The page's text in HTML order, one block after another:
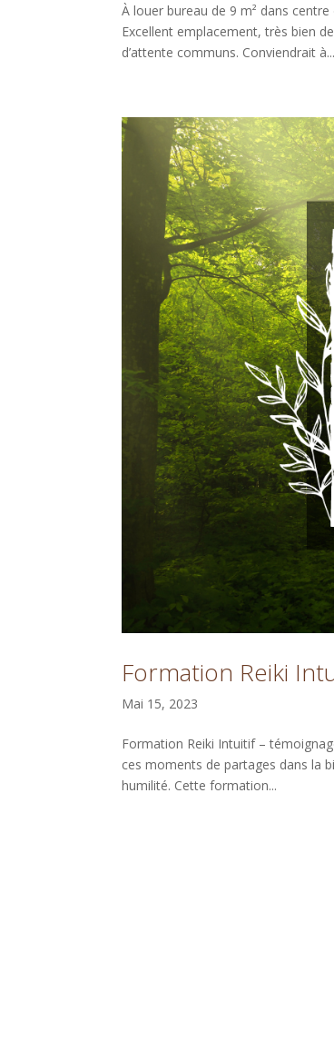
À louer bureau de 9 m² dans
Excellent emplacement, très bien
d’attente communs. Conviendrait à...
Formation Reiki
Mai 15, 2023
Formation Reiki Intuitif –
ces moments de partages dans la
humilité. Cette formation...